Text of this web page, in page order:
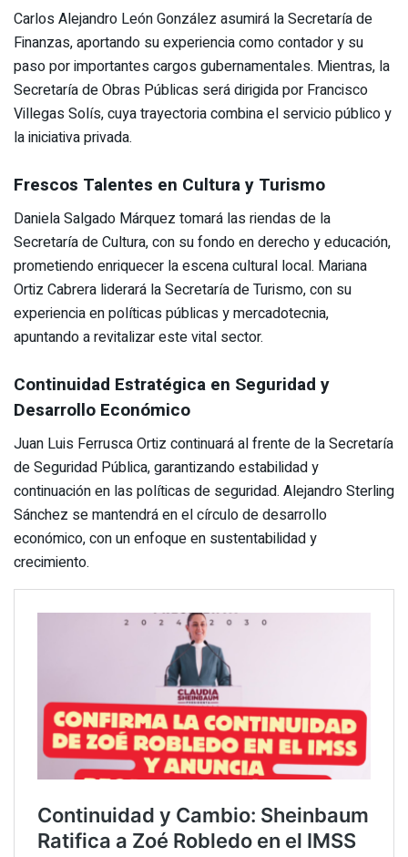
Carlos Alejandro León González asumirá la Secretaría de
Finanzas, aportando su experiencia como contador y su
paso por importantes cargos gubernamentales. Mientras, la
Secretaría de Obras Públicas será dirigida por Francisco
Villegas Solís, cuya trayectoria combina el servicio público y
la iniciativa privada.
Frescos Talentes en Cultura y Turismo
Daniela Salgado Márquez tomará las riendas de la
Secretaría de Cultura, con su fondo en derecho y educación,
prometiendo enriquecer la escena cultural local. Mariana
Ortiz Cabrera liderará la Secretaría de Turismo, con su
experiencia en políticas públicas y mercadotecnia,
apuntando a revitalizar este vital sector.
Continuidad Estratégica en Seguridad y
Desarrollo Económico
Juan Luis Ferrusca Ortiz continuará al frente de la Secretaría
de Seguridad Pública, garantizando estabilidad y
continuación en las políticas de seguridad. Alejandro Sterling
Sánchez se mantendrá en el círculo de desarrollo
económico, con un enfoque en sustentabilidad y
crecimiento.